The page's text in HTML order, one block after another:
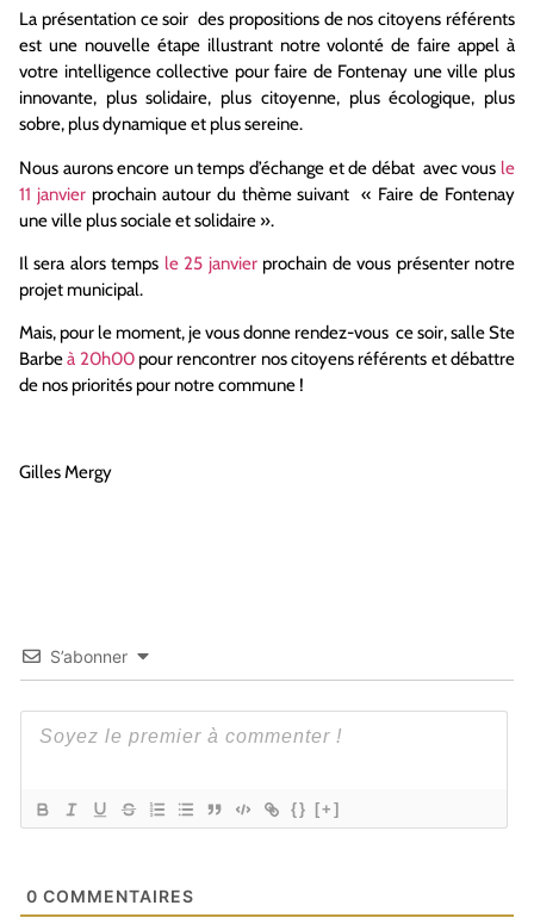
La présentation ce soir des propositions de nos citoyens référents
est une nouvelle étape illustrant notre volonté de faire appel à
votre intelligence collective pour faire de Fontenay une ville plus
innovante, plus solidaire, plus citoyenne, plus écologique, plus
sobre, plus dynamique et plus sereine.
Nous aurons encore un temps d’échange et de débat avec vous le
11 janvierprochain autour du thème suivant « Faire de Fontenay
une ville plus sociale et solidaire ».
Il sera alors temps le 25 janvierprochain de vous présenter notre
projet municipal.
Mais, pour le moment, je vous donne rendez-vous ce soir, salle Ste
Barbeà 20h00pour rencontrer nos citoyens référents et débattre
de nos priorités pour notre commune !
Gilles Mergy
S’abonner
{} [+]
0 COMMENTAIRES